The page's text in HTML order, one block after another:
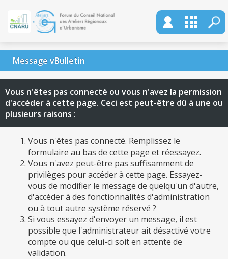
Message vBulletin
Vous n'êtes pas connecté ou vous n'avez la permission
d'accéder à cette page. Ceci est peut-être dû à une ou
plusieurs raisons :
Vous n'êtes pas connecté. Remplissez le
formulaire au bas de cette page et réessayez.
Vous n'avez peut-être pas suffisamment de
privilèges pour accéder à cette page. Essayez-
vous de modifier le message de quelqu'un d'autre,
d'accéder à des fonctionnalités d'administration
ou à tout autre système réservé ?
Si vous essayez d'envoyer un message, il est
possible que l'administrateur ait désactivé votre
compte ou que celui-ci soit en attente de
validation.